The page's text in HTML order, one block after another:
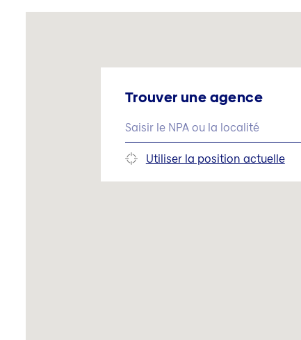
Trouver une agence
Utiliser la position actuelle